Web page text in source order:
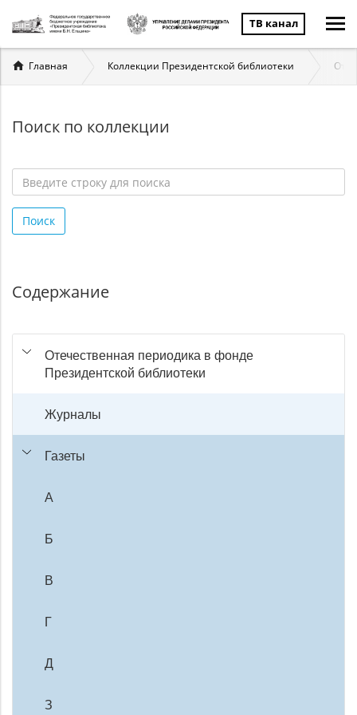
ТВ канал
Вы
здесь
Главная Коллекции Президентской библиотеки
Поиск по коллекции
строку
для
Поиск
Содержание
Отечественная периодика в фонде
Президентской библиотеки
Журналы
Газеты
А
Б
В
Г
Д
З